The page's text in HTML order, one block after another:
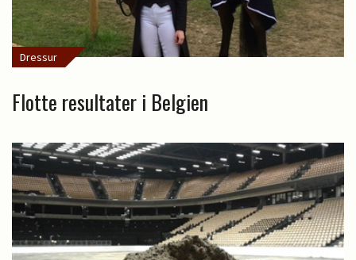
Dressur
Flotte resultater i Belgien